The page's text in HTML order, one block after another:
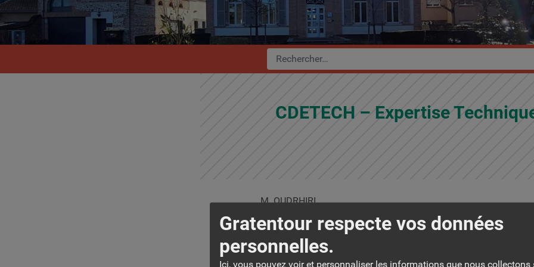
Gratentour respecte vos données
personnelles.
Ici, vous pouvez voir et personnaliser les informations que nous collectons
CDETECH – Expertise
M. OUDRHIRI
06 72 85 10 93